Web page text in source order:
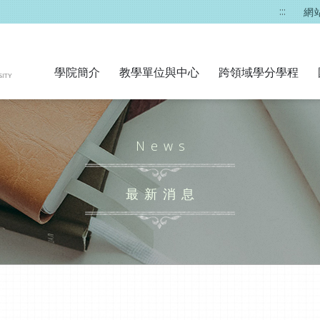
::: 網
學院簡介 教學單位與中心 跨領域學分學程
News
最新消息